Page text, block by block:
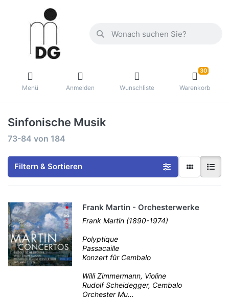
Menü Anmelden Wunschliste
30
Warenkorb
Sinfonische Musik
73-84 von 184
Filtern & Sortieren
Frank Martin - Orchesterwerke
Frank Martin (1890-1974)
Polyptique
Passacaille
Konzert für Cembalo
Willi Zimmermann, Violine
Rudolf Scheidegger, Cembalo
Orchester Mu...